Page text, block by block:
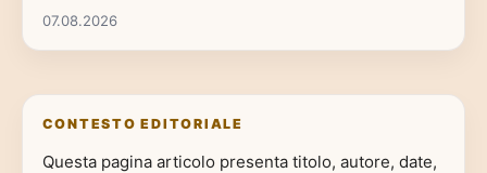
07.08.2026
CONTESTO EDITORIALE
Questa pagina articolo presenta titolo, autore, date,